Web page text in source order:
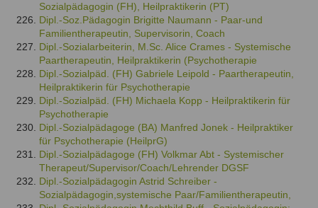
Sozialpädagogin (FH), Heilpraktikerin (PT)
Dipl.-Soz.Pädagogin Brigitte Naumann - Paar-und
Familientherapeutin, Supervisorin, Coach
Dipl.-Sozialarbeiterin, M.Sc. Alice Crames - Systemische
Paartherapeutin, Heilpraktikerin (Psychotherapie
Dipl.-Sozialpäd. (FH) Gabriele Leipold - Paartherapeutin,
Heilpraktikerin für Psychotherapie
Dipl.-Sozialpäd. (FH) Michaela Kopp - Heilpraktikerin für
Psychotherapie
Dipl.-Sozialpädagoge (BA) Manfred Jonek - Heilpraktiker
für Psychotherapie (HeilprG)
Dipl.-Sozialpädagoge (FH) Volkmar Abt - Systemischer
Therapeut/Supervisor/Coach/Lehrender DGSF
Dipl.-Sozialpädagogin Astrid Schreiber -
Sozialpädagogin,systemische Paar/Familientherapeutin,